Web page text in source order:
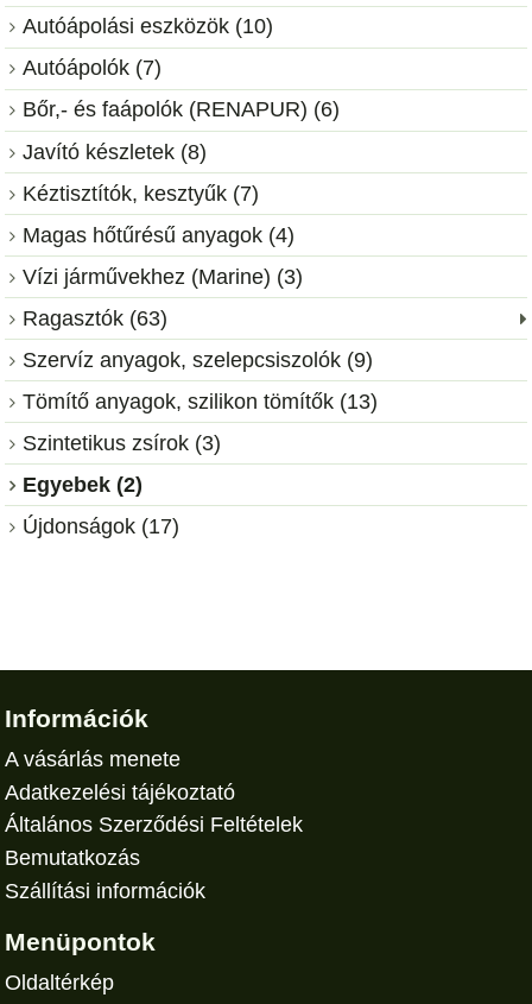
Autóápolási eszközök (10)
Autóápolók (7)
Bőr,- és faápolók (RENAPUR) (6)
Javító készletek (8)
Kéztisztítók, kesztyűk (7)
Magas hőtűrésű anyagok (4)
Vízi járművekhez (Marine) (3)
Ragasztók (63)
Szervíz anyagok, szelepcsiszolók (9)
Tömítő anyagok, szilikon tömítők (13)
Szintetikus zsírok (3)
Egyebek (2)
Újdonságok (17)
Információk
A vásárlás menete
Adatkezelési tájékoztató
Általános Szerződési Feltételek
Bemutatkozás
Szállítási információk
Menüpontok
Oldaltérkép